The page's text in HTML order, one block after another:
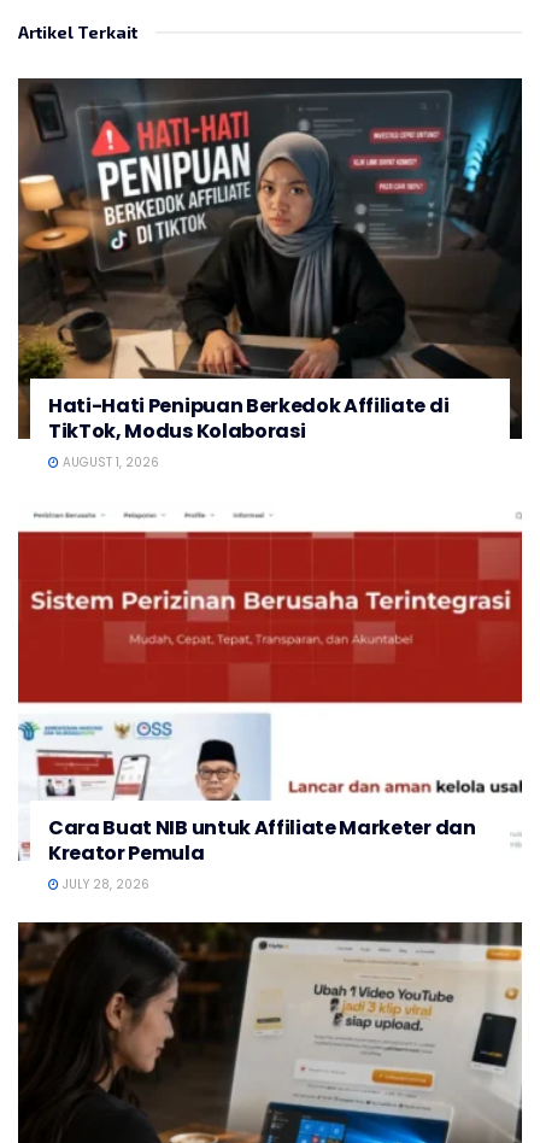
Artikel Terkait
Hati-Hati Penipuan Berkedok Affiliate di
TikTok, Modus Kolaborasi
AUGUST 1, 2026
Cara Buat NIB untuk Affiliate Marketer dan
Kreator Pemula
JULY 28, 2026